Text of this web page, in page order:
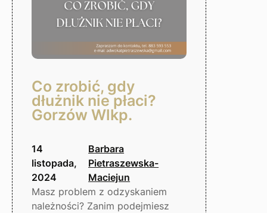
Co zrobić, gdy
dłużnik nie płaci?
Gorzów Wlkp.
14
listopada,
2024
Barbara
Pietraszewska-
Maciejun
Masz problem z odzyskaniem
należności? Zanim podejmiesz